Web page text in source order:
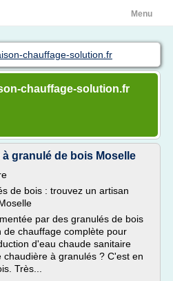
Menu
chauffage-solution.fr
chauffage-solution.fr
granulé de bois Moselle
de bois : trouvez un artisan
par des granulés de bois
de chauffage complète pour
d'eau chaude sanitaire
à granulés ? C'est en
Très...